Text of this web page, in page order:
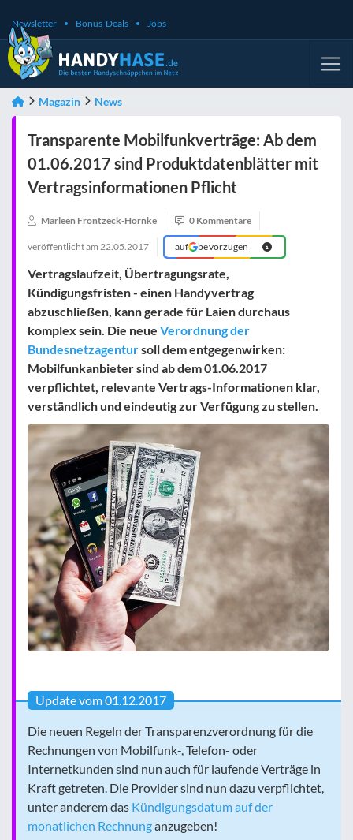
Newsletter Bonus-Deals Jobs
Magazin News
Transparente Mobilfunkverträge: Ab dem
01.06.2017 sind Produktdatenblätter mit
Vertragsinformationen Pflicht
Marleen Frontzeck-Hornke 0 Kommentare
veröffentlicht am 22.05.2017 auf bevorzugen
Vertragslaufzeit, Übertragungsrate,
Kündigungsfristen - einen Handyvertrag
abzuschließen, kann gerade für Laien durchaus
komplex sein. Die neue Verordnung der
Bundesnetzagentursoll dem entgegenwirken:
Mobilfunkanbieter sind ab dem 01.06.2017
verpflichtet, relevante Vertrags-Informationen klar,
verständlich und eindeutig zur Verfügung zu stellen.
Update vom 01.12.2017
Die neuen Regeln der Transparenzverordnung für die
Rechnungen von Mobilfunk-, Telefon- oder
Internetkunden sind nun auch für laufende Verträge in
Kraft getreten. Die Provider sind nun dazu verpflichtet,
unter anderem das Kündigungsdatum auf der
monatlichen Rechnunganzugeben!